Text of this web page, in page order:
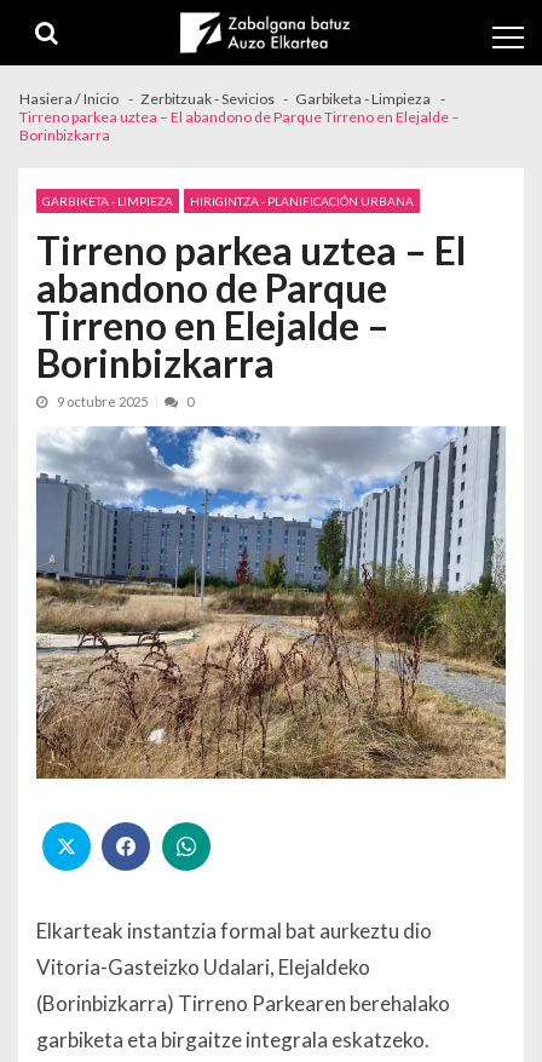
Hasiera / Inicio Zerbitzuak - Sevicios
Garbiketa - Limpieza
Tirreno parkea uztea – El abandono de Parque Tirreno en Elejalde –
Borinbizkarra
GARBIKETA - LIMPIEZA HIRIGINTZA - PLANIFICACIÓN URBANA
Tirreno parkea uztea – El
abandono de Parque
Tirreno en Elejalde –
Borinbizkarra
9 octubre 2025 0
Elkarteak instantzia formal bat aurkeztu dio
Vitoria-Gasteizko Udalari, Elejaldeko
(Borinbizkarra) Tirreno Parkearen berehalako
garbiketa eta birgaitze integrala eskatzeko.